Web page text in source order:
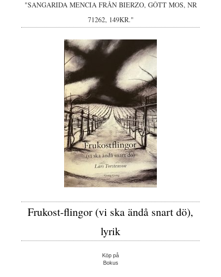
"SANGARIDA MENCIA FRÅN BIERZO, GÔTT MOS, NR
71262, 149KR."
Frukost-flingor (vi ska ändå snart dö),
lyrik
Köp på
Bokus